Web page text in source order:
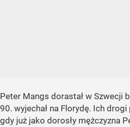
Peter Mangs dorastał w Szwecji
90. wyjechał na Florydę. Ich
gdy już jako dorosły mężczyzna